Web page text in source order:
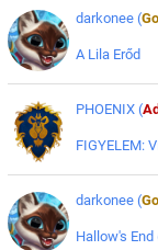
darkonee (
A Lila Erőd
PHOENIX (
FIGYELEM:
darkonee (
Hallow's